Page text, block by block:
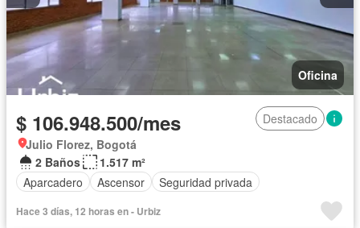
Oficina
$ 106.948.500/mes
Destacado
Julio Florez, Bogotá
2 Baños
1.517 m²
Aparcadero
Ascensor Seguridad privada
Hace 3 días, 12 horas en - Urbiz